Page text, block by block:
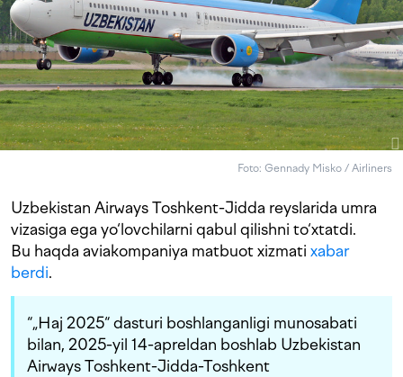
Foto: Gennady Misko / Airliners
Uzbekistan Airways Toshkent-Jidda reyslarida umra
vizasiga ega yo‘lovchilarni qabul qilishni to‘xtatdi.
Bu haqda aviakompaniya matbuot xizmati xabar
berdi.
“„Haj 2025“ dasturi boshlanganligi munosabati
bilan, 2025-yil 14-apreldan boshlab Uzbekistan
Airways Toshkent-Jidda-Toshkent